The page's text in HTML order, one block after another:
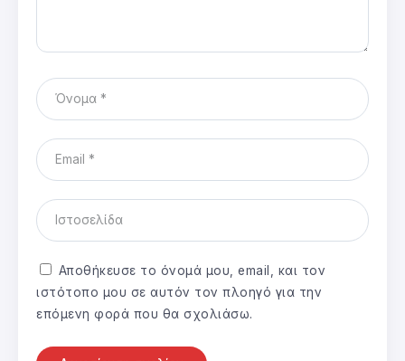
Αποθήκευσε το όνομά μου, email, και τον
ιστότοπο μου σε αυτόν τον πλοηγό για την
επόμενη φορά που θα σχολιάσω.